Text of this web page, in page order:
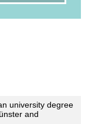
university degree
and